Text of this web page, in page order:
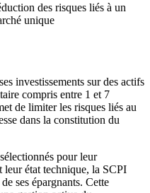
des risques liés à un
unique
investissements sur des actifs
compris entre 1 et 7
de limiter les risques liés au
dans la constitution du
pour leur
état technique, la SCPI
ses épargnants. Cette